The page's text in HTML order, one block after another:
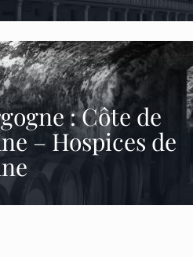
: Côte de
– Hospices de